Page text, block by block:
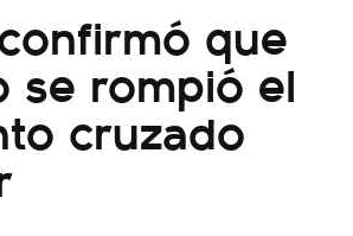
que
se rompió el
cruzado